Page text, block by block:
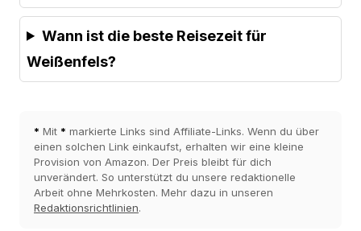
Wann ist die beste Reisezeit für
Weißenfels?
* Mit * markierte Links sind Affiliate-Links. Wenn du über
einen solchen Link einkaufst, erhalten wir eine kleine
Provision von Amazon. Der Preis bleibt für dich
unverändert. So unterstützt du unsere redaktionelle
Arbeit ohne Mehrkosten. Mehr dazu in unseren
Redaktionsrichtlinien.